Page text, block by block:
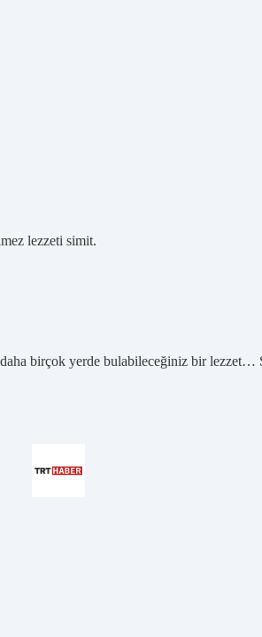
lezzeti simit.
birçok yerde bulabileceğiniz bir lezzet…